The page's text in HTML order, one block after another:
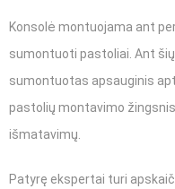
Konsolė montuojama ant
sumontuoti pastoliai. Ant
sumontuotas apsauginis
pastolių montavimo
išmatavimų.
Patyrę ekspertai turi